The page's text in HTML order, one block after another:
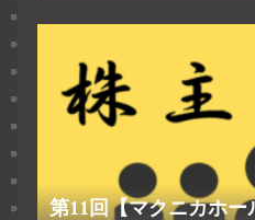
第11回【マクニカホ